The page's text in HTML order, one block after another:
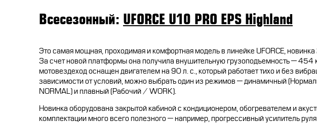
Всесезонный: UFORCE U10 PRO EPS Highland
Это самая мощная, проходимая и комфортная модель в линейке UFORCE,
За счет новой платформы она получила внушительную грузоподъемность — 454
мотовездеход оснащен двигателем на 90 л. с., который работает тихо и без
зависимости от условий, можно выбрать один из режимов — динамичный
NORMAL) и плавный (Рабочий / WORK).
Новинка оборудована закрытой кабиной с кондиционером, обогревателем и
комплектации много всего полезного — например, прогрессивный усилитель